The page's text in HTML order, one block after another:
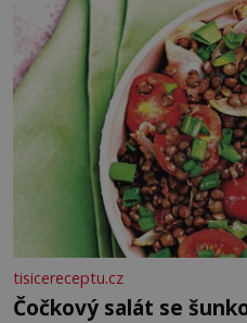
tisicereceptu.cz
Čočkový salát se